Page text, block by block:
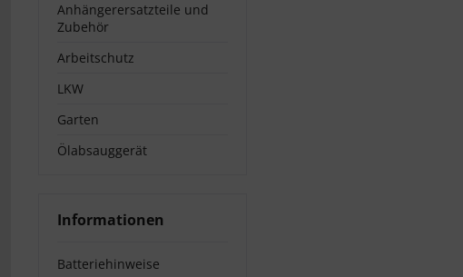
Anhängerersatzteile und
Zubehör
Arbeitschutz
LKW
Garten
Ölabsauggerät
Informationen
Batteriehinweise